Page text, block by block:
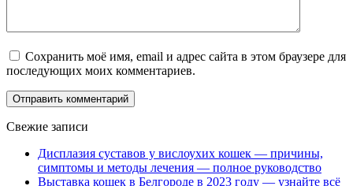
Сохранить моё имя, email и адрес сайта в этом браузере для
последующих моих комментариев.
Свежие записи
Дисплазия суставов у вислоухих кошек — причины,
симптомы и методы лечения — полное руководство
Выставка кошек в Белгороде в 2023 году — узнайте всё